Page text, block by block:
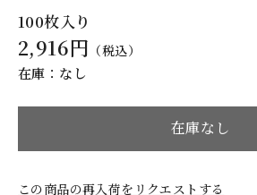
100枚入り
2,916円 （税込）
在庫：なし
在庫なし
この商品の再入荷をリクエストする